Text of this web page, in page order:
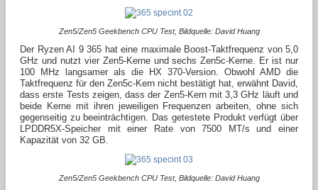
Zen5/Zen5 Geekbench CPU Test, Bildquelle: David Huang
Der Ryzen AI 9 365 hat eine maximale Boost-Taktfrequenz von 5,0
GHz und nutzt vier Zen5-Kerne und sechs Zen5c-Kerne. Er ist nur
100 MHz langsamer als die HX 370-Version. Obwohl AMD die
Taktfrequenz für den Zen5c-Kern nicht bestätigt hat, erwähnt David,
dass erste Tests zeigen, dass der Zen5-Kern mit 3,3 GHz läuft und
beide Kerne mit ihren jeweiligen Frequenzen arbeiten, ohne sich
gegenseitig zu beeinträchtigen. Das getestete Produkt verfügt über
LPDDR5X-Speicher mit einer Rate von 7500 MT/s und einer
Kapazität von 32 GB.
Zen5/Zen5 Geekbench CPU Test, Bildquelle: David Huang